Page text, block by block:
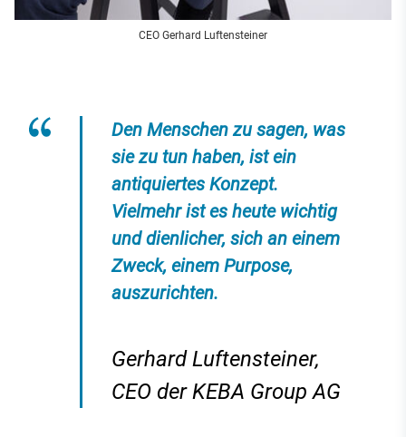
CEO Gerhard Luftensteiner
Den Menschen zu sagen, was
sie zu tun haben, ist ein
antiquiertes Konzept.
Vielmehr ist es heute wichtig
und dienlicher, sich an einem
Zweck, einem Purpose,
auszurichten.
Gerhard Luftensteiner,
CEO der KEBA Group AG